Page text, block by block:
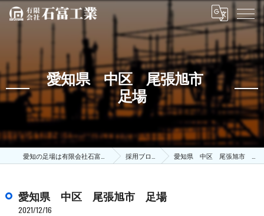
愛知県 中区 尾張旭市
足場
採用ブログ 愛知県 中区 尾張旭市 足場
愛知県 中区 尾張旭市 足場
2021/12/16